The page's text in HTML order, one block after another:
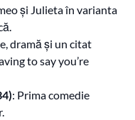
și Julieta în varianta
dramă și un citat
to say you’re
: Prima comedie